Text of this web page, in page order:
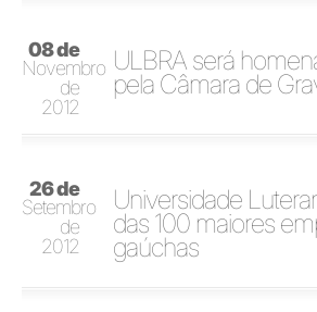
08 de
Novembro
de
2012
ULBRA será
pela Câmara de
26 de
Setembro
de
2012
Universidade
das 100 maiores
gaúchas